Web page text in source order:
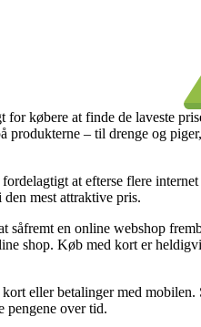
for købere at finde de laveste
produkterne – til drenge og
at efterse flere
mest attraktive pris.
såfremt en online webshop
shop. Køb med kort er
eller betalinger med
over tid.